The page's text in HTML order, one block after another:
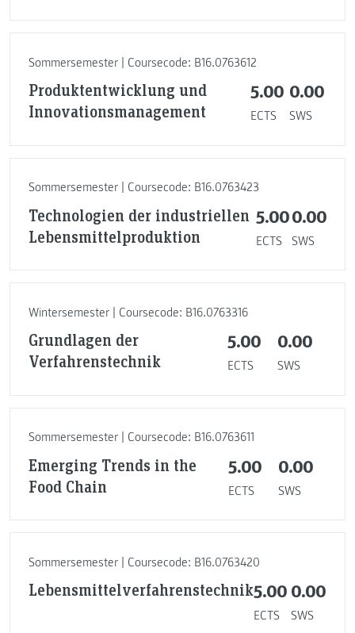
Sommersemester | Coursecode: B16.0763612
Produktentwicklung und
Innovationsmanagement
5.00
ECTS
0.00
SWS
Sommersemester | Coursecode: B16.0763423
Technologien der industriellen
Lebensmittelproduktion
5.00
ECTS
0.00
SWS
Wintersemester | Coursecode: B16.0763316
Grundlagen der
Verfahrenstechnik
5.00
ECTS
0.00
SWS
Sommersemester | Coursecode: B16.0763611
Emerging Trends in the
Food Chain
5.00
ECTS
0.00
SWS
Sommersemester | Coursecode: B16.0763420
Lebensmittelverfahrenstechnik5.00
ECTS
0.00
SWS